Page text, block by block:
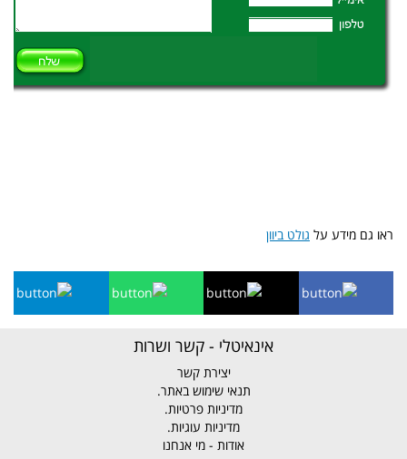
ראו גם מידע על גולט ביוון
אינאיטלי - קשר ושרות
יצירת קשר
תנאי שימוש באתר.
מדיניות פרטיות.
מדיניות עוגיות.
אודות - מי אנחנו